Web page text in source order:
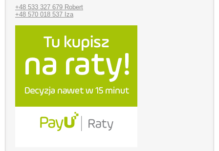
+48 533 327 679 Robert
+48 570 018 537 Iza